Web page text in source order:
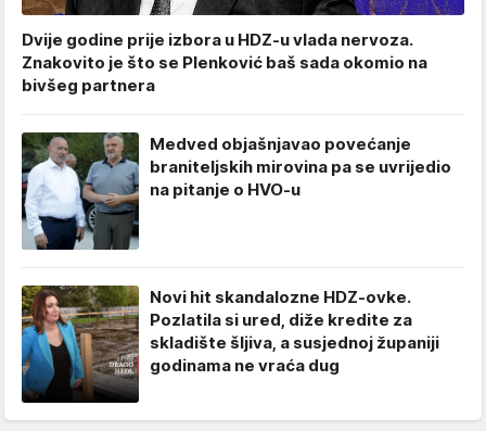
Dvije godine prije izbora u HDZ-u vlada nervoza.
Znakovito je što se Plenković baš sada okomio na
bivšeg partnera
Medved objašnjavao povećanje
braniteljskih mirovina pa se uvrijedio
na pitanje o HVO-u
Novi hit skandalozne HDZ-ovke.
Pozlatila si ured, diže kredite za
skladište šljiva, a susjednoj županiji
godinama ne vraća dug